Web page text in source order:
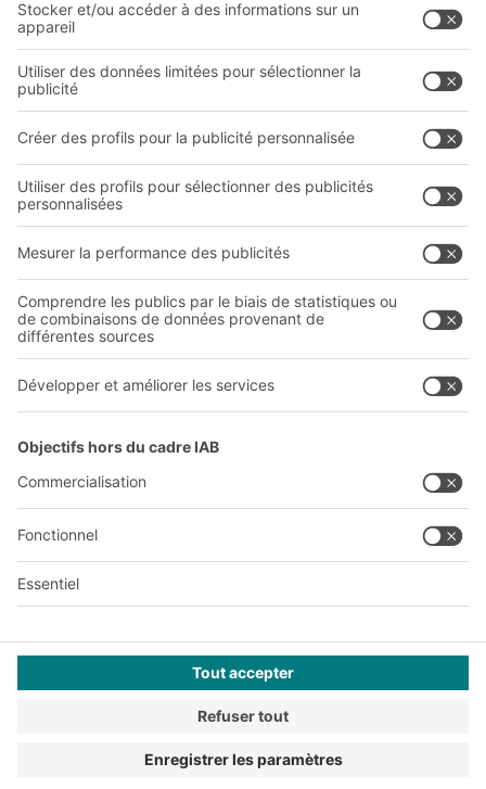
Solutions intralogistiques
Bacs en matière plastique
Systèmes de rayonnages
Prestations de service
LE PRO DU STOCKAGE
Entreprise
Qui sommes-nous ?
Sites internationaux
Sites de production
Follow us
ABIT O
YOUR LIFE.
03 870 99 00
© 2026 BITO-Lagertechnik Bittmann GmbH
Cette offre est destinée à l'industrie, à l'artisanat, au
commerce et aux professions libérales pour une utilisation
dans le cadre d'une activité indépendante, professionnelle ou
Paramètres de confidentialité